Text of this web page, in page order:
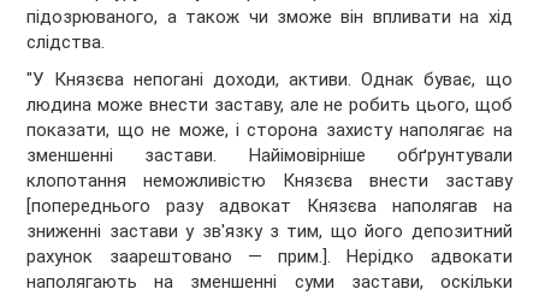
підозрюваного, а також чи зможе він впливати на хід
слідства.
"У Князєва непогані доходи, активи. Однак буває, що
людина може внести заставу, але не робить цього, щоб
показати, що не може, і сторона захисту наполягає на
зменшенні застави. Найімовірніше обґрунтували
клопотання неможливістю Князєва внести заставу
[попереднього разу адвокат Князєва наполягав на
зниженні застави у зв'язку з тим, що його депозитний
рахунок заарештовано — прим.]. Нерідко адвокати
наполягають на зменшенні суми застави, оскільки